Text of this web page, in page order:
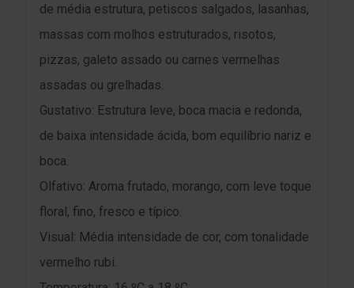
de média estrutura, petiscos salgados, lasanhas,
massas com molhos estruturados, risotos,
pizzas, galeto assado ou carnes vermelhas
assadas ou grelhadas.
Gustativo: Estrutura leve, boca macia e redonda,
de baixa intensidade ácida, bom equilíbrio nariz e
boca.
Olfativo: Aroma frutado, morango, com leve toque
floral, fino, fresco e típico.
Visual: Média intensidade de cor, com tonalidade
vermelho rubi.